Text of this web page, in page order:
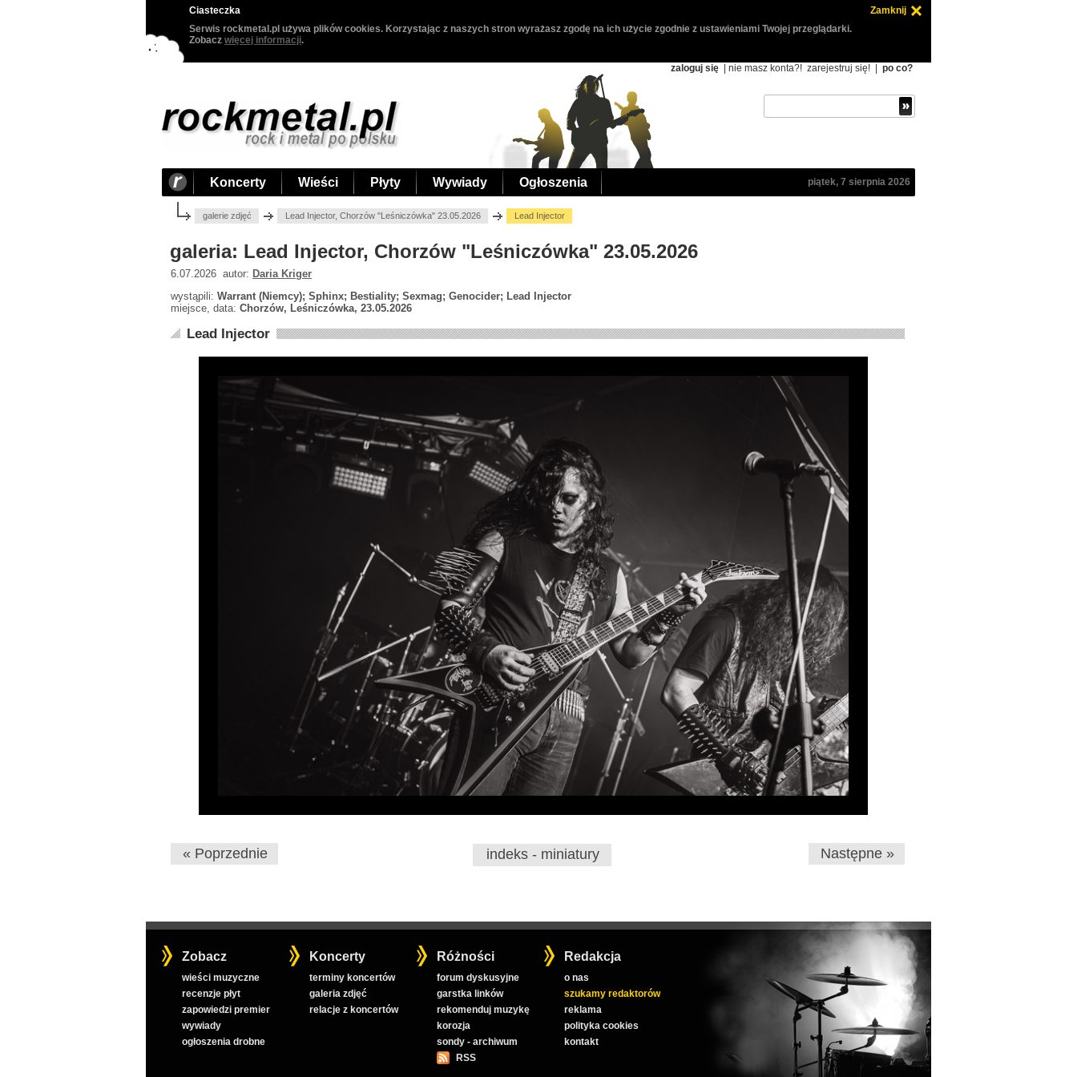
Ciasteczka
Zamknij
Serwis rockmetal.pl używa plików cookies. Korzystając z naszych stron wyrażasz zgodę na ich użycie zgodnie z ustawieniami Twojej przeglądarki.
Zobacz więcej informacji.
zaloguj się | nie masz konta?! zarejestruj się! po co?
Koncerty Wieści Płyty Wywiady Ogłoszenia piątek, 7 sierpnia 2026
galerie zdjęć Lead Injector, Chorzów "Leśniczówka" 23.05.2026 Lead Injector
galeria: Lead Injector, Chorzów "Leśniczówka" 23.05.2026
6.07.2026 autor: Daria Kriger
wystąpili: Warrant (Niemcy); Sphinx; Bestiality; Sexmag; Genocider; Lead Injector
miejsce, data: Chorzów, Leśniczówka, 23.05.2026
Lead Injector
« Poprzednie indeks - miniatury Następne »
Zobacz
wieści muzyczne
recenzje płyt
zapowiedzi premier
wywiady
ogłoszenia drobne
Koncerty
terminy koncertów
galeria zdjęć
relacje z koncertów
Różności
forum dyskusyjne
garstka linków
rekomenduj muzykę
korozja
sondy - archiwum
RSS
Redakcja
o nas
szukamy redaktorów
reklama
polityka cookies
kontakt